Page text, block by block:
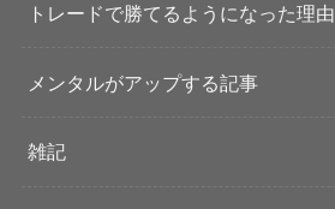
トレードで勝てるようになった理由
メンタルがアップする記事
雑記